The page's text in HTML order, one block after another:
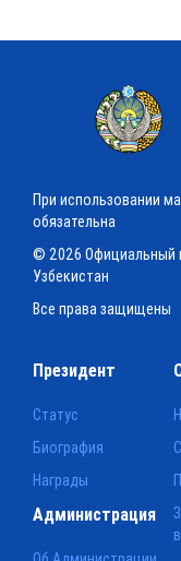
При использовании
обязательна
© 2026 Официальный
Узбекистан
Все права защищены
Президент
Статус
Биография
Награды
Администрация